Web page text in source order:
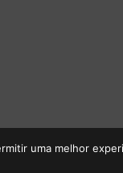
uma melhor